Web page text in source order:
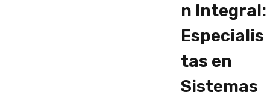
n Integral:
Especialis
tas en
Sistemas